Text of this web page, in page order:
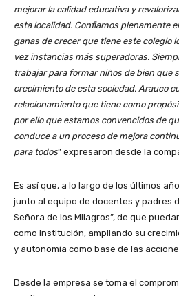
mejorar la calidad educativa y
esta localidad. Confiamos plenamente
ganas de crecer que tiene este colegio
vez instancias más superadoras.
trabajar para formar niños de bien que
crecimiento de esta sociedad. Arauco
relacionamiento que tiene como
por ello que estamos convencidos de
conduce a un proceso de mejora
para todos” expresaron desde la
Es así que, a lo largo de los últimos
junto al equipo de docentes y padres
Señora de los Milagros”, de que
como institución, ampliando su
y autonomía como base de las
Desde la empresa se toma el